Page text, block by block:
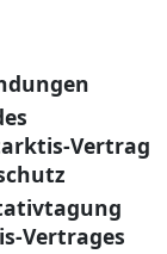
Vertrag
Vertrages